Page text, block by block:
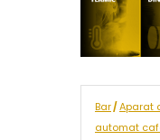
Bar/Aparat
automat